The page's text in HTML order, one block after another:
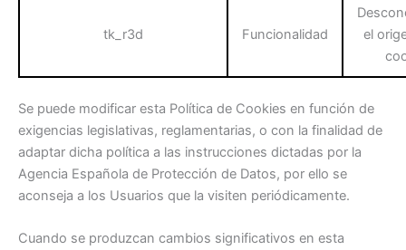
tk_r3d Funcionalidad
el
Se puede modificar esta Política de Cookies en función de
exigencias legislativas, reglamentarias, o con la finalidad de
adaptar dicha política a las instrucciones dictadas por la
Agencia Española de Protección de Datos, por ello se
aconseja a los Usuarios que la visiten periódicamente.
Cuando se produzcan cambios significativos en esta